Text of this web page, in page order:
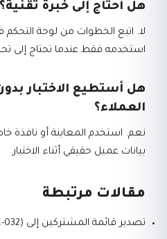
هل أحتاج إلى خبرة تقنية؟
لا. اتبع الخطوات من لوحة التحكم
استخدمه فقط عندما تحتاج إلى
هل أستطيع الاختبار
العملاء؟
نعم. استخدم المعاينة أو نافذة
بيانات عميل حقيقي أثناء الاختبار.
مقالات مرتبطة
تصدير قائمة المشتركين إلى CSV (HC-032)